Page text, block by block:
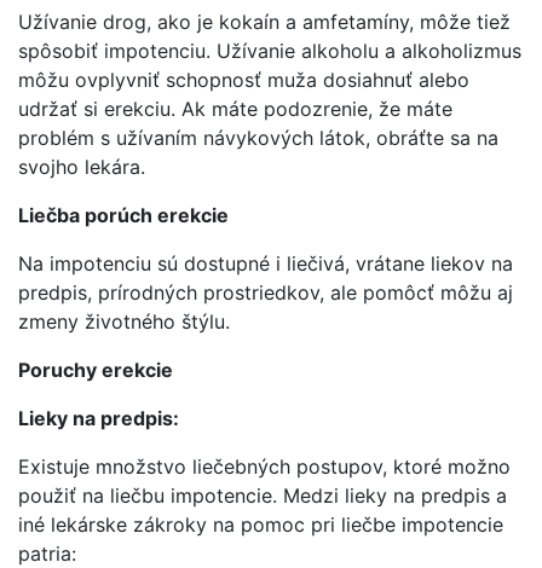
Užívanie drog, ako je kokaín a amfetamíny, môže tiež
spôsobiť impotenciu. Užívanie alkoholu a alkoholizmus
môžu ovplyvniť schopnosť muža dosiahnuť alebo
udržať si erekciu. Ak máte podozrenie, že máte
problém s užívaním návykových látok, obráťte sa na
svojho lekára.
Liečba porúch erekcie
Na impotenciu sú dostupné i liečivá, vrátane liekov na
predpis, prírodných prostriedkov, ale pomôcť môžu aj
zmeny životného štýlu.
Poruchy erekcie
Lieky na predpis:
Existuje množstvo liečebných postupov, ktoré možno
použiť na liečbu impotencie. Medzi lieky na predpis a
iné lekárske zákroky na pomoc pri liečbe impotencie
patria: